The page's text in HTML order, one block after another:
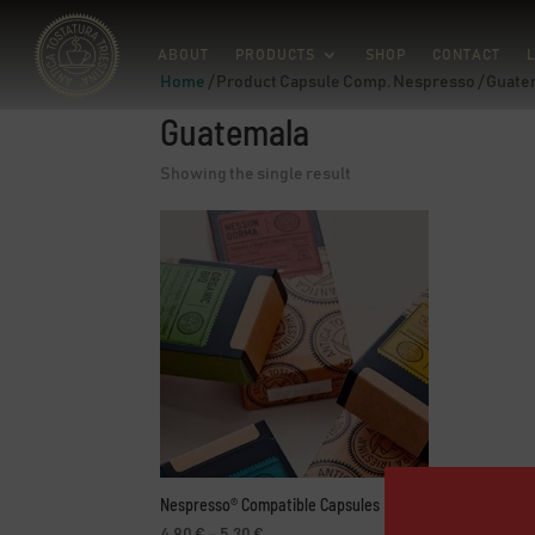
ABOUT PRODUCTS SHOP CONTACT
Home / Product Capsule Comp. Nespresso /
Guatemala
Showing the single result
Nespresso® Compatible Capsules